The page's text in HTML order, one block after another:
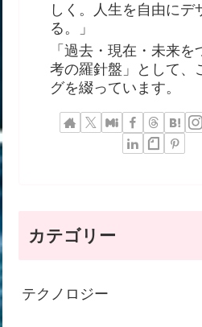
しく。人生を自由にデ
る。」
「過去・現在・未来を
考の羅針盤」として、
グを綴っています。
カテゴリー
テクノロジー